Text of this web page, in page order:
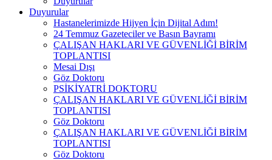
Duyurular
Hastanelerimizde Hijyen İçin Dijital Adım!
24 Temmuz Gazeteciler ve Basın Bayramı
ÇALIŞAN HAKLARI VE GÜVENLİĞİ BİRİM
TOPLANTISI
Mesai Dışı
Göz Doktoru
PSİKİYATRİ DOKTORU
ÇALIŞAN HAKLARI VE GÜVENLİĞİ BİRİM
TOPLANTISI
Göz Doktoru
ÇALIŞAN HAKLARI VE GÜVENLİĞİ BİRİM
TOPLANTISI
Göz Doktoru